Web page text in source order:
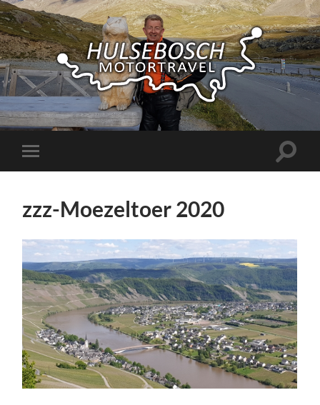
Hulsebosch
Motortravel
Toggle
mobiel
Toggle
zzz-Moezeltoer 2020